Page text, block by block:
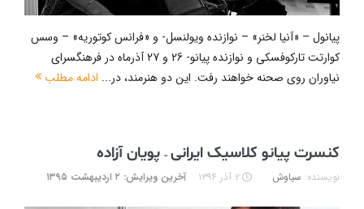
پیانول – «آنیا لخنر» – نوازنده ویولنسل- و «فرانس کوتوریه» – وسس
کوارتت تارکوفسکی و نوازنده پیانو- 26 و 27 آذرماه در فرهنگسرای
نیاوران روی صحنه خواهند رفت. این دو هنرمند، در... ادامه مطلب
کنسرت پیانو کلاسیک ایرانی – پویان آزاده
نویسنده: سیاوش ۲ آذر ۱۳۹۴ آخرین ویرایش: ۲ اردیبهشت ۱۳۹۵